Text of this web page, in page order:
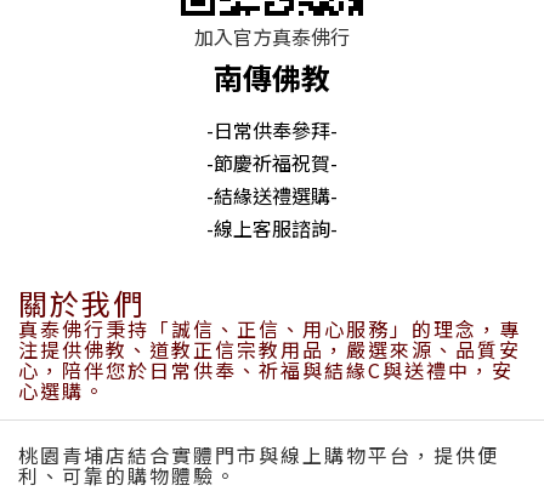
加入官方真泰佛行
南傳佛教
-日常供奉參拜-
-節慶祈福祝賀-
-結緣送禮選購-
-線上客服諮詢-
關於我們
真泰佛行秉持「誠信、正信、用心服務」的理念，專
注提供佛教、道教正信宗教用品，嚴選來源、品質安
心，陪伴您於日常供奉、祈福與結緣C與送禮中，安
心選購。
桃園青埔店結合實體門市與線上購物平台，提供便
利、可靠的購物體驗。